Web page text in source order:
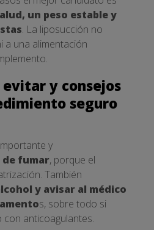
un peso estable y
. La liposucción no
a una alimentación
evitar y consejos
seguro
y
de fumar, porque el
También
y avisar al médico
s, sobre todo si
anticoagulantes.